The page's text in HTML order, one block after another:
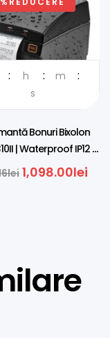
OFICIAL IN
h
m
s
Bonuri Bixolon
| Waterproof IP12 |
LAN, USB
lei 1,098.00lei